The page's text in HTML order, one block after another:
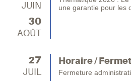
JUIN
30
AOÛT
une garantie pour les
27
JUIL
Horaire /
Fermeture